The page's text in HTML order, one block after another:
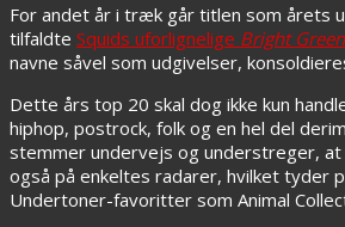
For andet år i træk går titlen som årets
tilfaldte Squids uforlignelige Bright
navne såvel som udgivelser,
Dette års top 20 skal dog ikke kun
hiphop, postrock, folk og en hel del
stemmer undervejs og understreger, at
også på enkeltes radarer, hvilket tyder
Undertoner-favoritter som Animal